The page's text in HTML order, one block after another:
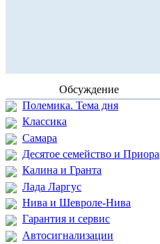
Обсуждение
Полемика. Тема дня
Классика
Самара
Десятое семейство и Приора
Калина и Гранта
Лада Ларгус
Нива и Шевроле-Нива
Гарантия и сервис
Автосигнализации